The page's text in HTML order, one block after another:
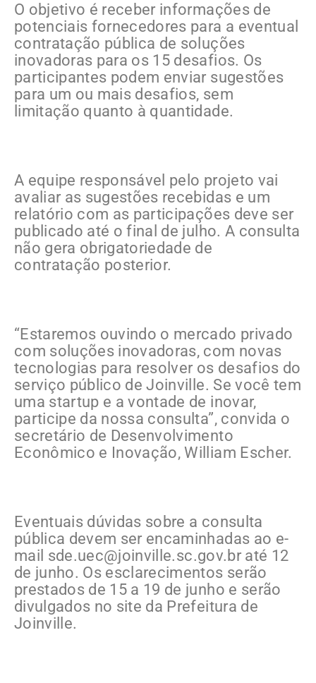
O objetivo é receber informações de
potenciais fornecedores para a eventual
contratação pública de soluções
inovadoras para os 15 desafios. Os
participantes podem enviar sugestões
para um ou mais desafios, sem
limitação quanto à quantidade.
A equipe responsável pelo projeto vai
avaliar as sugestões recebidas e um
relatório com as participações deve ser
publicado até o final de julho. A consulta
não gera obrigatoriedade de
contratação posterior.
“Estaremos ouvindo o mercado privado
com soluções inovadoras, com novas
tecnologias para resolver os desafios do
serviço público de Joinville. Se você tem
uma startup e a vontade de inovar,
participe da nossa consulta”, convida o
secretário de Desenvolvimento
Econômico e Inovação, William Escher.
Eventuais dúvidas sobre a consulta
pública devem ser encaminhadas ao e-
mail sde.uec@joinville.sc.gov.braté 12
de junho. Os esclarecimentos serão
prestados de 15 a 19 de junho e serão
divulgados no site da Prefeitura de
Joinville.